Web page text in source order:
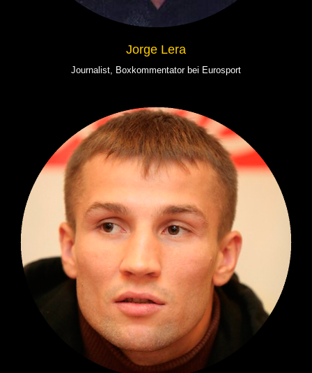
Jorge Lera
Journalist, Boxkommentator bei Eurosport